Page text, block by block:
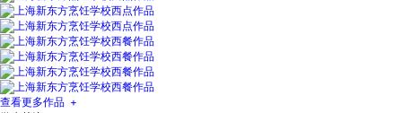
查看更多作品 +